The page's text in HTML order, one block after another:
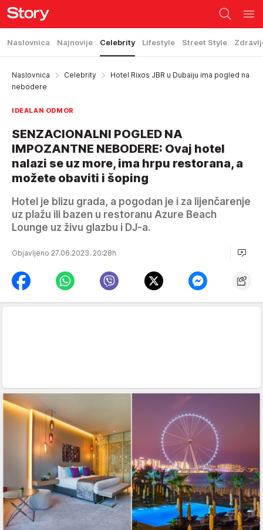
Naslovnica Najnovije Celebrity Lifestyle Street Style
Naslovnica Celebrity
Hotel Rixos JBR u Dubaiju ima pogled na
nebodere
IDEALAN ODMOR
SENZACIONALNI POGLED NA
IMPOZANTNE NEBODERE: Ovaj hotel
nalazi se uz more, ima hrpu restorana, a
možete obaviti i šoping
Hotel je blizu grada, a pogodan je i za lijenčarenje
uz plažu ili bazen u restoranu Azure Beach
Lounge uz živu glazbu i DJ-a.
Objavljeno 27.06.2023. 20:28h